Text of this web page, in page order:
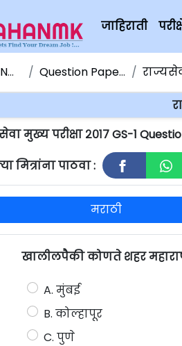
जाहिराती
Maha NMK Question Papers
मुख्य परीक्षा २०१७ GS-1
मित्रांना पाठवा :
मराठी
खालीलपैकी कोणते शहर
A. मुंबई
B. कोल्हापूर
C. पुणे